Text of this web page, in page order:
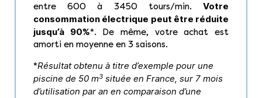
entre 600 à 3450 tours/min. Votre
consommation électrique peut être réduite
jusqu’à 90%*. De même, votre achat est
amorti en moyenne en 3 saisons.
*Résultat obtenu à titre d’exemple pour une
piscine de 50 m3 située en France, sur 7 mois
d’utilisation par an en comparaison d’une